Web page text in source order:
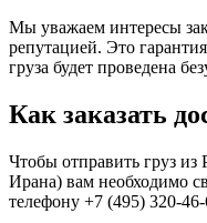
Мы уважаем интересы
репутацией. Это
груза будет проведена
Как заказать
Чтобы отправить груз
Ирана) вам необходимо
телефону +7 (495) 320-